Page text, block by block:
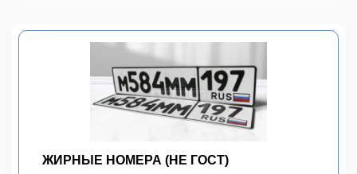
ЖИРНЫЕ НОМЕРА (НЕ ГОСТ)